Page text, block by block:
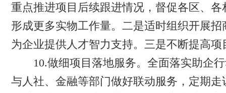
重点推进项目后续跟进情况，督促各区、
形成更多实物工作量。二是适时组织开展
为企业提供人才智力支持。三是不断提高
10.做细项目落地服务。全面落实助企行
与人社、金融等部门做好联动服务，定期